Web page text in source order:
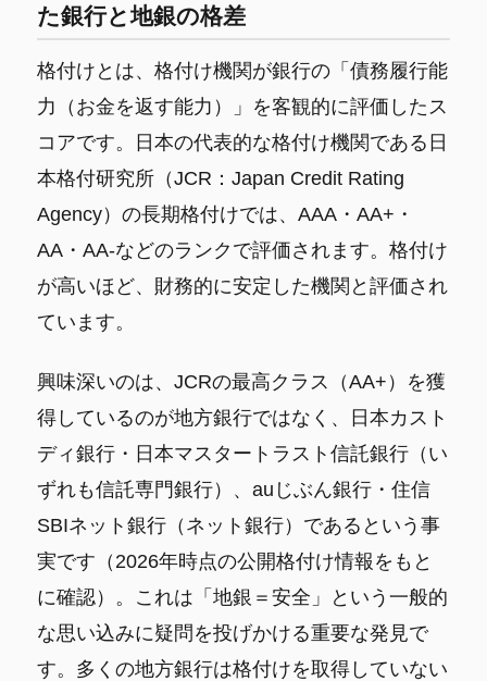
た銀行と地銀の格差
格付けとは、格付け機関が銀行の「債務履行能
力（お金を返す能力）」を客観的に評価したス
コアです。日本の代表的な格付け機関である日
本格付研究所（JCR：Japan Credit Rating
Agency）の長期格付けでは、AAA・AA+・
AA・AA-などのランクで評価されます。格付け
が高いほど、財務的に安定した機関と評価され
ています。
興味深いのは、JCRの最高クラス（AA+）を獲
得しているのが地方銀行ではなく、日本カスト
ディ銀行・日本マスタートラスト信託銀行（い
ずれも信託専門銀行）、auじぶん銀行・住信
SBIネット銀行（ネット銀行）であるという事
実です（2026年時点の公開格付け情報をもと
に確認）。これは「地銀＝安全」という一般的
な思い込みに疑問を投げかける重要な発見で
す。多くの地方銀行は格付けを取得していない